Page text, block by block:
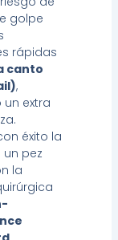
golpe
rápidas
canto
,
extra
éxito la
pez
la